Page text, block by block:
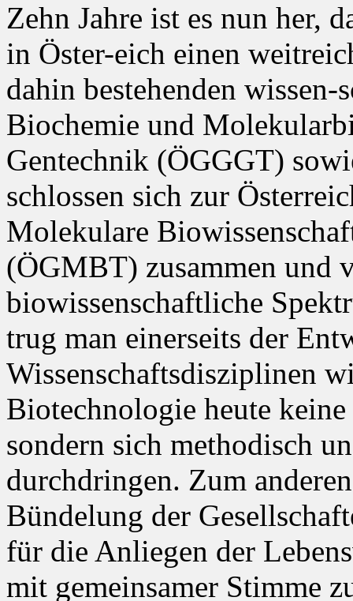
Zehn Jahre ist es nun her,
in Öster-eich einen
dahin bestehenden
Biochemie und
Gentechnik (ÖGGGT)
schlossen sich zur
Molekulare
(ÖGMBT) zusammen und
biowissenschaftliche
trug man einerseits der
Wissenschaftsdisziplinen
Biotechnologie heute
sondern sich methodisch
durchdringen. Zum
Bündelung der
für die Anliegen der
mit gemeinsamer Stimme